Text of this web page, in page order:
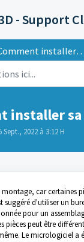
principal
- Support
installer sa machine
installer
2022 à 3:12 H
car certaines
suggéré d'utiliser un
pour un
pièces peut être
Le micrologiciel a